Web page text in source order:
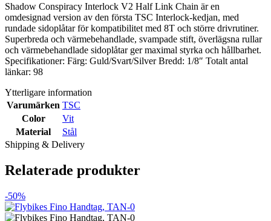
Shadow Conspiracy Interlock V2 Half Link Chain är en
omdesignad version av den första TSC Interlock-kedjan, med
rundade sidoplåtar för kompatibilitet med 8T och större drivrutiner.
Superbreda och värmebehandlade, svampade stift, överlägsna rullar
och värmebehandlade sidoplåtar ger maximal styrka och hållbarhet.
Specifikationer: Färg: Guld/Svart/Silver Bredd: 1/8″ Totalt antal
länkar: 98
Ytterligare information
Varumärken TSC
Color
Vit
Material
Stål
Shipping & Delivery
Relaterade produkter
-50%